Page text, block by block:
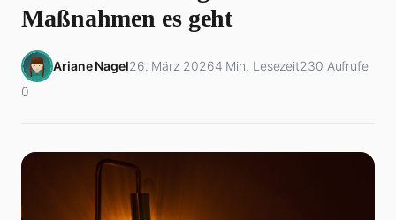
Maßnahmen es geht
Ariane Nagel26. März 20264 Min. Lesezeit230 Aufrufe
0